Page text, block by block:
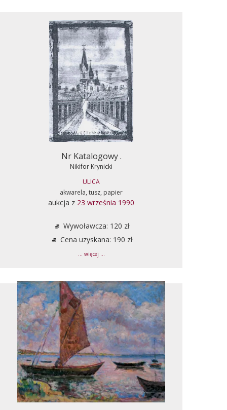
Nr Katalogowy .
Nikifor Krynicki
ULICA
akwarela, tusz, papier
aukcja z 23 września 1990
Wywoławcza: 120 zł
Cena uzyskana: 190 zł
... więcej ...